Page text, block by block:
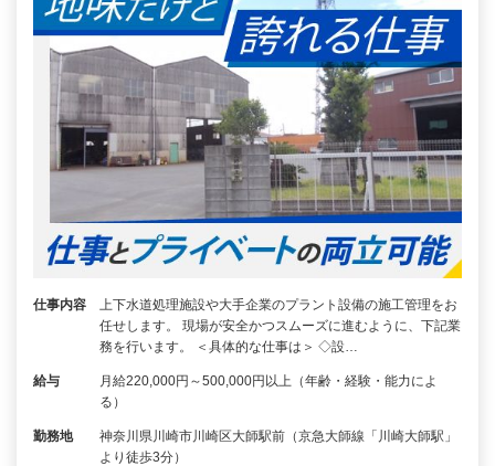
仕事内容
上下水道処理施設や大手企業のプラント設備の施工管理をお
任せします。 現場が安全かつスムーズに進むように、下記業
務を行います。 ＜具体的な仕事は＞ ◇設…
給与
月給220,000円～500,000円以上（年齢・経験・能力によ
る）
勤務地
神奈川県川崎市川崎区大師駅前（京急大師線「川崎大師駅」
より徒歩3分）